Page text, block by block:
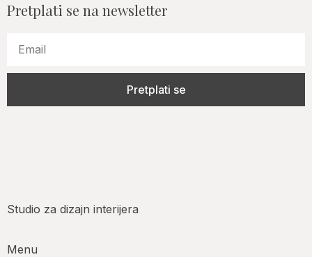
Pretplati se na newsletter
Pretplati se
Studio za dizajn interijera
Menu